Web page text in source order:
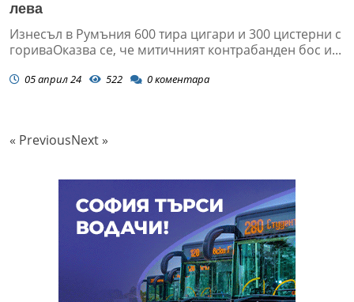
лева
Изнесъл в Румъния 600 тира цигари и 300 цистерни с
гориваОказва се, че митичният контрабанден бос и...
05 април 24 522 0коментара
« PreviousNext »